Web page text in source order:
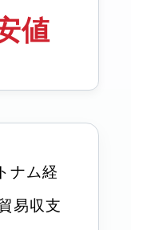
値
ナム経
易収支